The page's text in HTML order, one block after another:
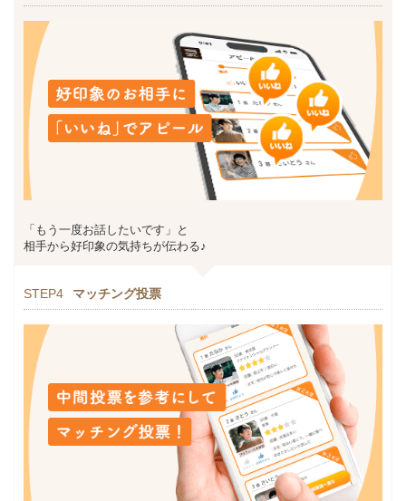
「もう一度お話したいです」と
相手から好印象の気持ちが伝わる♪
STEP4 マッチング投票